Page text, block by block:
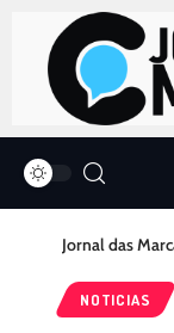
Jornal das
NOTICIAS